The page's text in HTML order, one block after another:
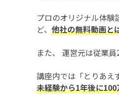
プロのオリジナル体
ど、 他社の無料動画と
また、 運営元は従業
講座内では「とりあえ
未経験から1年後に